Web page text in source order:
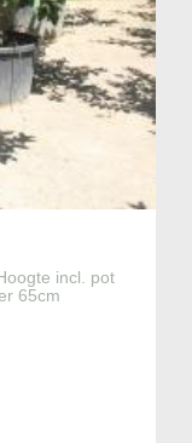
incl. pot
65cm